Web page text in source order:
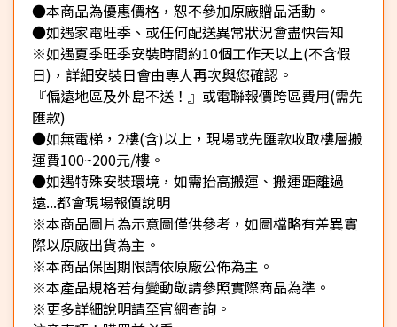
●本商品為優惠價格，恕不參加原廠贈品活動。
●如遇家電旺季、或任何配送異常狀況會盡快告知
※如遇夏季旺季安裝時間約10個工作天以上(不含假
日)，詳細安裝日會由專人再次與您確認。
『偏遠地區及外島不送！』或電聯報價跨區費用(需先
匯款)
●如無電梯，2樓(含)以上，現場或先匯款收取樓層搬
運費100~200元/樓。
●如遇特殊安裝環境，如需抬高搬運、搬運距離過
遠...都會現場報價說明
※本商品圖片為示意圖僅供參考，如圖檔略有差異實
際以原廠出貨為主。
※本商品保固期限請依原廠公佈為主。
※本產品規格若有變動敬請參照實際商品為準。
※更多詳細說明請至官網查詢。